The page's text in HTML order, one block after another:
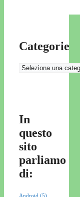
Categorie
Categorie
In
questo
sito
parliamo
di:
Android (5)